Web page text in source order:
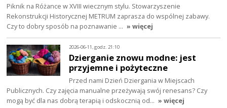
Piknik na Różance w XVIII wiecznym stylu. Stowarzyszenie
Rekonstrukcji Historycznej METRUM zaprasza do wspólnej zabawy.
Czy to dobry sposób na poznawanie … » więcej
2026-06-11, godz. 21:10
Dzierganie znowu modne: jest
przyjemne i pożyteczne
Przed nami Dzień Dziergania w Miejscach
Publicznych. Czy zajęcia manualne przeżywają swój renesans? Czy
mogą być dla nas dobrą terapią i odskocznią od… » więcej